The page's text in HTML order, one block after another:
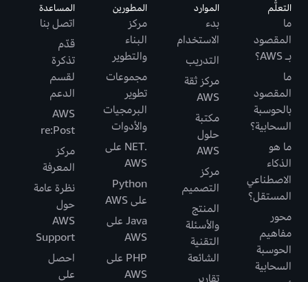
التعلُّم
ما
المقصود
بـ AWS؟
ما
المقصود
بالحوسبة
السحابية؟
ما هو
الذكاء
الاصطناعي
المستقل؟
محور
مفاهيم
الحوسبة
السحابية
الموارد
بدء
الاستخدام
التدريب
مركز ثقة
AWS
مكتبة
حلول
AWS
مركز
التصميم
المنتج
والأسئلة
التقنية
الشائعة
المطورين
مركز
البناء
والتطوير
مجموعات
تطوير
البرمجيات
والأدوات
.NET على
AWS
Python
على AWS
Java على
AWS
PHP على
AWS
المساعدة
اتصل بنا
قدّم
تذكرة
لقسم
الدعم
AWS
re:Post
مركز
المعرفة
نظرة عامة
حول
AWS
Support
احصل
على